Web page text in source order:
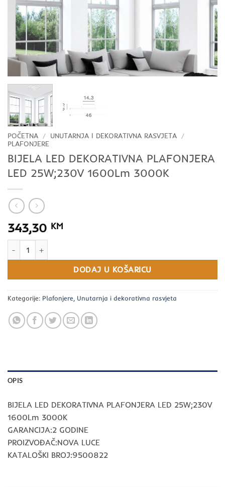
POČETNA / UNUTARNJA I DEKORATIVNA RASVJETA /
PLAFONJERE
BIJELA LED DEKORATIVNA PLAFONJERA
LED 25W;230V 1600Lm 3000K
343,30 KM
DODAJ U KOŠARICU
Kategorije: Plafonjere, Unutarnja i dekorativna rasvjeta
OPIS
BIJELA LED DEKORATIVNA PLAFONJERA LED 25W;230V
1600Lm 3000K
GARANCIJA:2 GODINE
PROIZVOĐAČ:NOVA LUCE
KATALOŠKI BROJ:9500822